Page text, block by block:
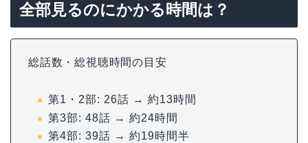
全部見るのにかかる時間は？
総話数・総視聴時間の目安
第1・2部: 26話 → 約13時間
第3部: 48話 → 約24時間
第4部: 39話 → 約19時間半